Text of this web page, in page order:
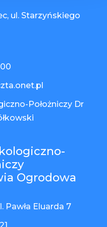
ul. Starzyńskiego
Położniczy Dr
Ogrodowa
Pawła Eluarda 7